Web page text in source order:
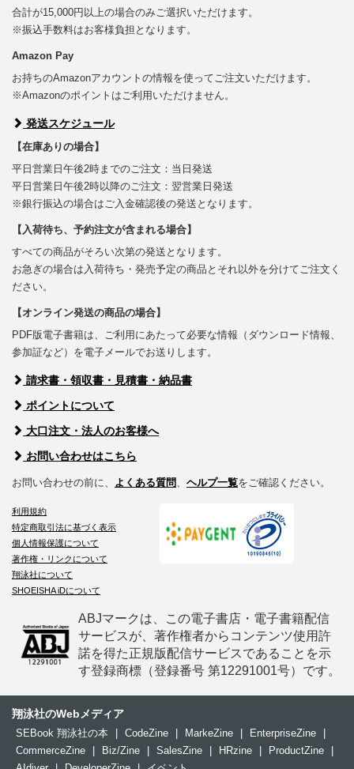
合計が15,000円以上の場合のみご選択いただけます。
※振込手数料はお客様負担となります。
Amazon Pay
お持ちのAmazonアカウントの情報を使ってご注文いただけます。
※Amazonのポイントはご利用いただけません。
発送スケジュール
【在庫ありの場合】
平日営業日午後2時までのご注文：当日発送
平日営業日午後2時以降のご注文：翌営業日発送
※銀行振込の場合はご入金確認後の発送となります。
【入荷待ち、予約注文が含まれる場合】
すべての商品がそろい次第の発送となります。
お急ぎの場合は入荷待ち・発売予定の商品とそれ以外を分けてご注文く
ださい。
【オンライン発送の商品の場合】
PDF版電子書籍は、ご利用にあたって必要な情報（ダウンロード情報、
参加証など）を電子メールでお送りします。
請求書・領収書・見積書・納品書
ポイントについて
大口注文・法人のお客様へ
お問い合わせはこちら
お問い合わせの前に、 よくある質問、 ヘルプ一覧をご確認ください。
利用規約
特定商取引法に基づく表示
個人情報保護について
著作権・リンクについて
翔泳社について
SHOEISHA iDについて
ABJマークは、この電子書店・電子書籍配信
サービスが、著作権者からコンテンツ使用許
諾を得た正規版配信サービスであることを示
す登録商標（登録番号 第12291001号）です。
翔泳社のWebメディア
SEBook 翔泳社の本 CodeZine MarkeZine EnterpriseZine
CommerceZine
Biz/Zine SalesZine HRzine ProductZine